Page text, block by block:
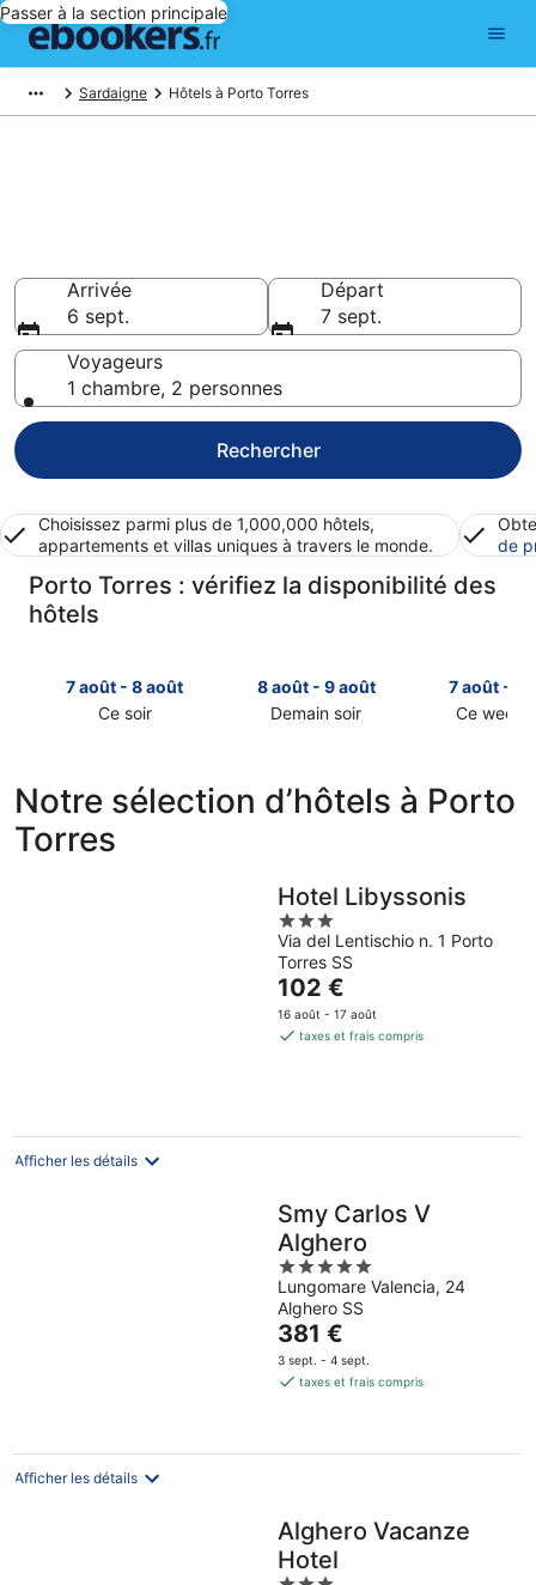
Passer à la section principale
Sardaigne Hôtels à Porto Torres
Arrivée
6 sept.
Départ
7 sept.
Voyageurs
1 chambre, 2 personnes
Rechercher
Choisissez parmi plus de 1,000,000 hôtels,
appartements et villas uniques à travers le monde.
de
Porto Torres : vérifiez la disponibilité des
hôtels
7 août - 8 août
Ce soir
à
Porto
Torres
8 août - 9 août
Demain soir
prix
à
demain
soir,
août
août
7 août - 9
Ce week-
prix
à
ce
end,
Notre sélection d’hôtels à Porto
Torres
Hotel Libyssonis
3
out
of
5
Via del Lentischio n. 1 Porto
Torres SS
Le
prix
est
102 €
16 août - 17 août
taxes et frais compris
Afficher les détails
Smy Carlos V
Alghero
5
out
of
5
Lungomare Valencia, 24
Alghero SS
Le
prix
est
par
381 €
3 sept. - 4 sept.
taxes et frais compris
Afficher les détails
Alghero Vacanze
Hotel